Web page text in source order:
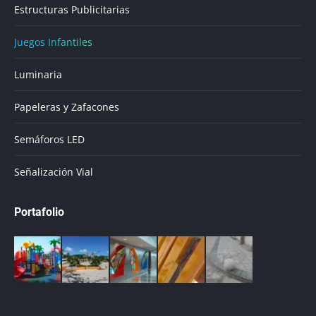
Estructuras Publicitarias
Juegos Infantiles
Luminaria
Papeleras y Zafacones
Semáforos LED
Señalización Vial
Portafolio